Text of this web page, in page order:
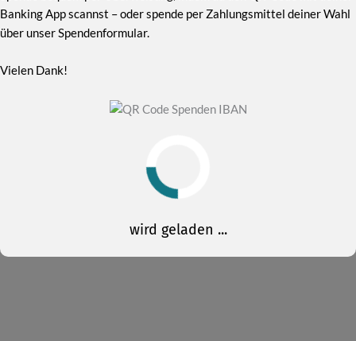
Banking App scannst – oder spende per Zahlungsmittel deiner Wahl
über unser Spendenformular.
Vielen Dank!